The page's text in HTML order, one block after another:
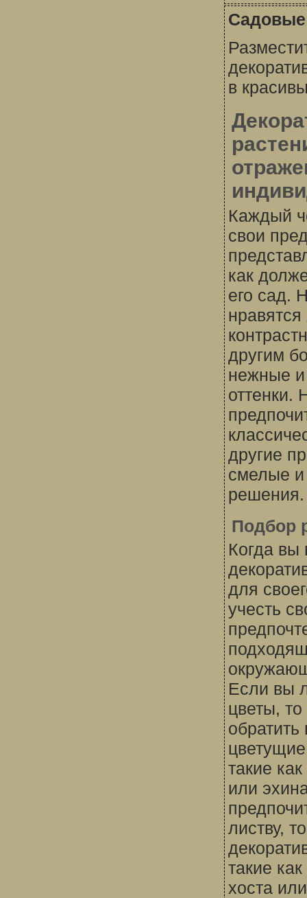
в
Каждый
свои
как
его сад.
другим
нежные
оттенки.
другие
смелые
решения.
Подбор
Когда вы
для
учесть
Если вы
цветы,
такие
или
листву,
такие
хоста